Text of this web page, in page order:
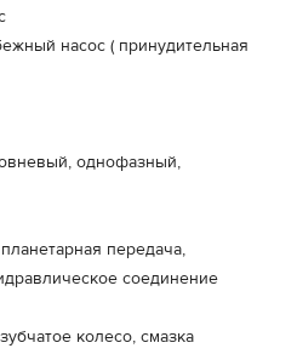
насос ( принудительная
однофазный,
передача,
соединение
колесо, смазка